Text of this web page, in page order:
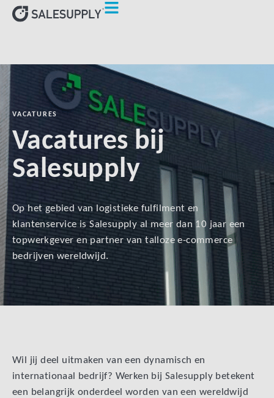
VACATURES
Vacatures bij
Salesupply
Op het gebied van logistieke fulfilment en
klantenservice is Salesupply al meer dan 10 jaar een
topwerkgever en partner van talloze e-commerce
bedrijven wereldwijd.
Wil jij deel uitmaken van een dynamisch en
internationaal bedrijf? Werken bij Salesupply betekent
een belangrijk onderdeel worden van een wereldwijd